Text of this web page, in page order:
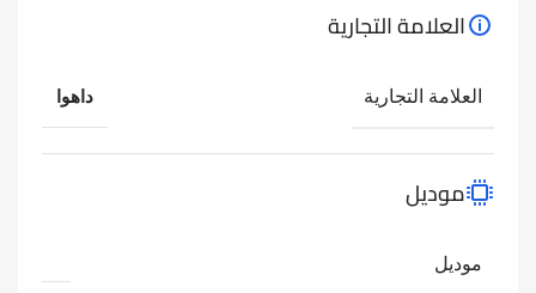
العلامة التجارية
العلامة التجارية داهوا
موديل
موديل